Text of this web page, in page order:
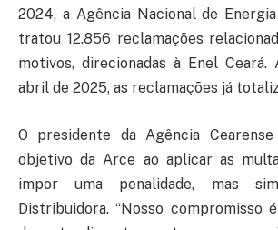
2024, a Agência Nacional de
tratou 12.856 reclamações
motivos, direcionadas à Enel
abril de 2025, as reclamações já
O presidente da Agência
objetivo da Arce ao aplicar as
impor uma penalidade, mas
Distribuidora. “Nosso compromisso